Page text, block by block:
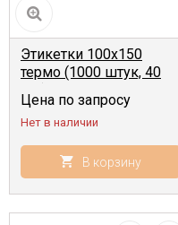
Этикетки 100x150
термо (1000 штук, 40
Цена по запросу
Нет в наличии
В корзину